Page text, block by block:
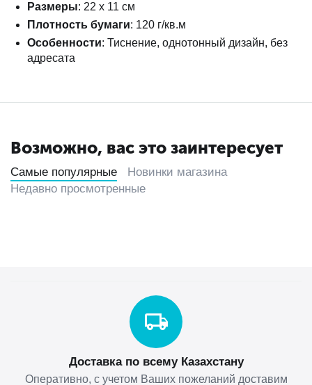
Размеры: 22 х 11 см
Плотность бумаги: 120 г/кв.м
Особенности: Тиснение, однотонный дизайн, без
адресата
Возможно, вас это заинтересует
Самые популярные
Новинки магазина
Недавно просмотренные
Доставка по всему Казахстану
Оперативно, с учетом Ваших пожеланий доставим